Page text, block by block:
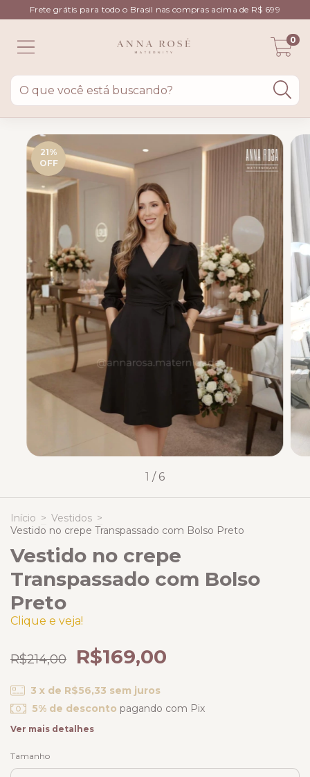
Frete grátis para todo o Brasil nas compras acima de R$ 699
0
21%
OFF
1 / 6
Início > Vestidos >
Vestido no crepe Transpassado com Bolso Preto
Vestido no crepe
Transpassado com Bolso
Preto
Clique e veja!
R$214,00 R$169,00
3 x de R$56,33 sem juros
5% de desconto pagando com Pix
Ver mais detalhes
Tamanho